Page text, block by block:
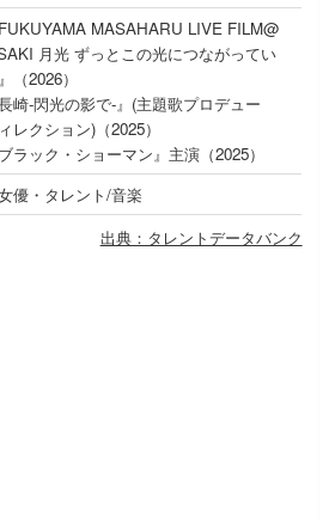
MASAHARU LIVE FILM@
月光 ずっとこの光につながってい
（2026）
崎-閃光の影で-』(主題歌プロデュー
レクション)（2025）
ラック・ショーマン』主演（2025）
優・タレント/音楽
出典：タレントデータバンク